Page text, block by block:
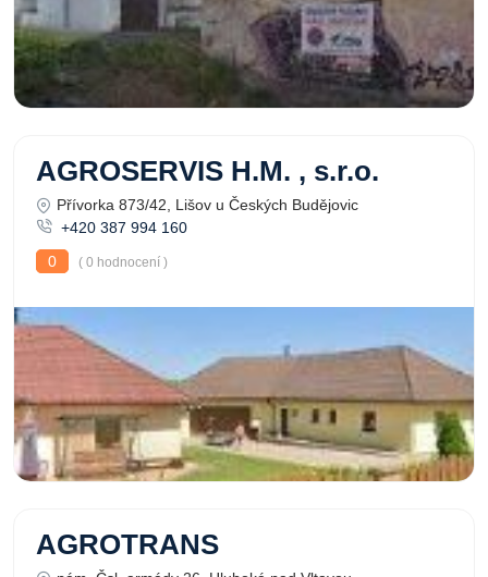
AGROSERVIS H.M. , s.r.o.
Přívorka 873/42, Lišov u Českých Budějovic
+420 387 994 160
0
( 0 hodnocení )
AGROTRANS